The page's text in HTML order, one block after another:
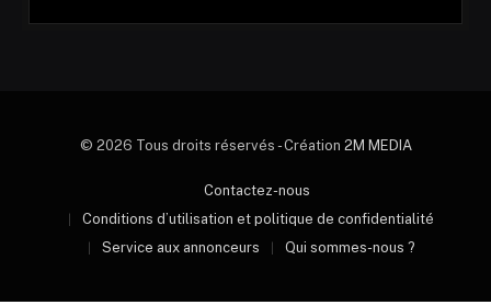
© 2026 Tous droits réservés - Création 2M MEDIA
Contactez-nous
Conditions d’utilisation et politique de confidentialité
Service aux annonceurs
Qui sommes-nous ?